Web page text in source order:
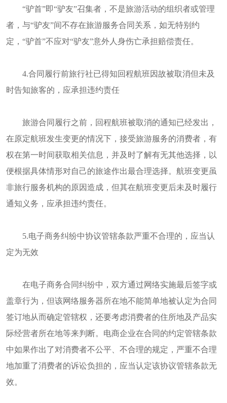
“驴首”即“驴友”召集者，不是旅游活动的组织者或管理
者，与“驴友”间不存在旅游服务合同关系，如无特别约
定，“驴首”不应对“驴友”意外人身伤亡承担赔偿责任。
4.合同履行前旅行社已得知回程航班因故被取消但未及
时告知旅客的，应承担违约责任
旅游合同履行之前，回程航班被取消的通知已经发出，
在原定航班发生变更的情况下，接受旅游服务的消费者，有
权在第一时间获取相关信息，并及时了解有无其他选择，以
便根据具体情形对自己的旅途作出最合理选择。航班变更虽
非旅行服务机构的原因造成，但其在航班变更后未及时履行
通知义务，应承担违约责任。
5.电子商务纠纷中协议管辖条款严重不合理的，应当认
定为无效
在电子商务合同纠纷中，双方通过网络实施最后签字或
盖章行为，但该网络服务器所在地不能简单地被认定为合同
签订地从而确定管辖权，还要考虑消费者的住所地及产品实
际经营者所在地等来判断。电商企业在合同的约定管辖条款
中如果作出了对消费者不公平、不合理的规定，严重不合理
地加重了消费者的诉讼负担的，应当认定该协议管辖条款无
效。